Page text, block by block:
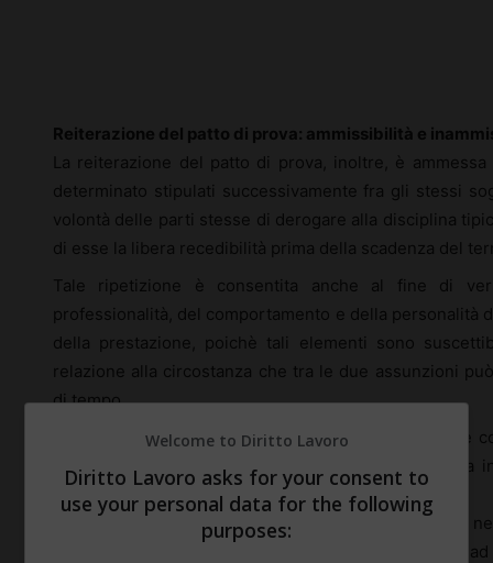
Reiterazione del patto di prova: ammissibilità e
La reiterazione del patto di prova, inoltre, è
determinato stipulati successivamente fra gli stessi
volontà delle parti stesse di derogare alla disciplina
di esse la libera recedibilità prima della scadenza del
Tale ripetizione è consentita anche al fine di
professionalità, del comportamento e della personalità
della prestazione, poichè tali elementi sono
relazione alla circostanza che tra le due assunzioni
di tempo.
È ovvio che la reiterazione del patto di prova in due
stesse parti sarà illegittimo qualora lo stesso
risponda a finalità apprezzabili.
Si rammenta che il patto di prova rappresenta, anche
una specifica clausola del contratto di lavoro diretta
Welcome to Diritto Lavoro
Diritto Lavoro asks for your consent to
use your personal data for the following
purposes: